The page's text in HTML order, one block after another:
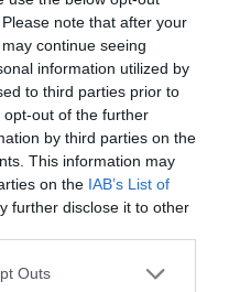
note that after your
continue seeing
information utilized by
to third parties prior to
out of the further
by third parties on the
This information may
on the IAB’s List of
further disclose it to other
Outs
P. Jones
Colson Whitehead